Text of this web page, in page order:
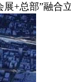
+总部”融合